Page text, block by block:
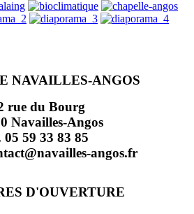
NAVAILLES-ANGOS
rue du Bourg
Navailles-Angos
05 59 33 83 85
angos.fr
D'OUVERTURE